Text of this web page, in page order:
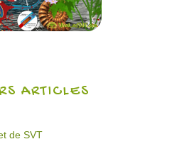
ARTICLES
de SVT